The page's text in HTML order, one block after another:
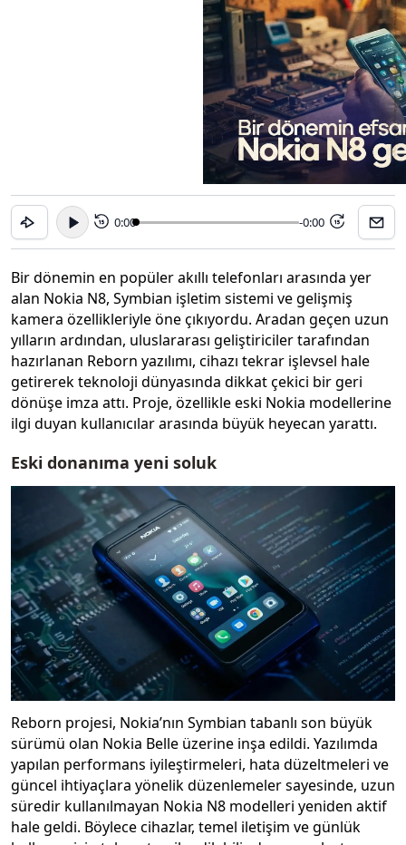
15 0:00 -0:00 15
Bir dönemin en popüler akıllı telefonları arasında yer
alan Nokia N8, Symbian işletim sistemi ve gelişmiş
kamera özellikleriyle öne çıkıyordu. Aradan geçen uzun
yılların ardından, uluslararası geliştiriciler tarafından
hazırlanan Reborn yazılımı, cihazı tekrar işlevsel hale
getirerek teknoloji dünyasında dikkat çekici bir geri
dönüşe imza attı. Proje, özellikle eski Nokia modellerine
ilgi duyan kullanıcılar arasında büyük heyecan yarattı.
Eski donanıma yeni soluk
Reborn projesi, Nokia’nın Symbian tabanlı son büyük
sürümü olan Nokia Belle üzerine inşa edildi. Yazılımda
yapılan performans iyileştirmeleri, hata düzeltmeleri ve
güncel ihtiyaçlara yönelik düzenlemeler sayesinde, uzun
süredir kullanılmayan Nokia N8 modelleri yeniden aktif
hale geldi. Böylece cihazlar, temel iletişim ve günlük